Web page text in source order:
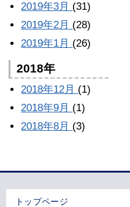
2019年3月 (31)
2019年2月 (28)
2019年1月 (26)
2018年
2018年12月 (1)
2018年9月 (1)
2018年8月 (3)
トップページ